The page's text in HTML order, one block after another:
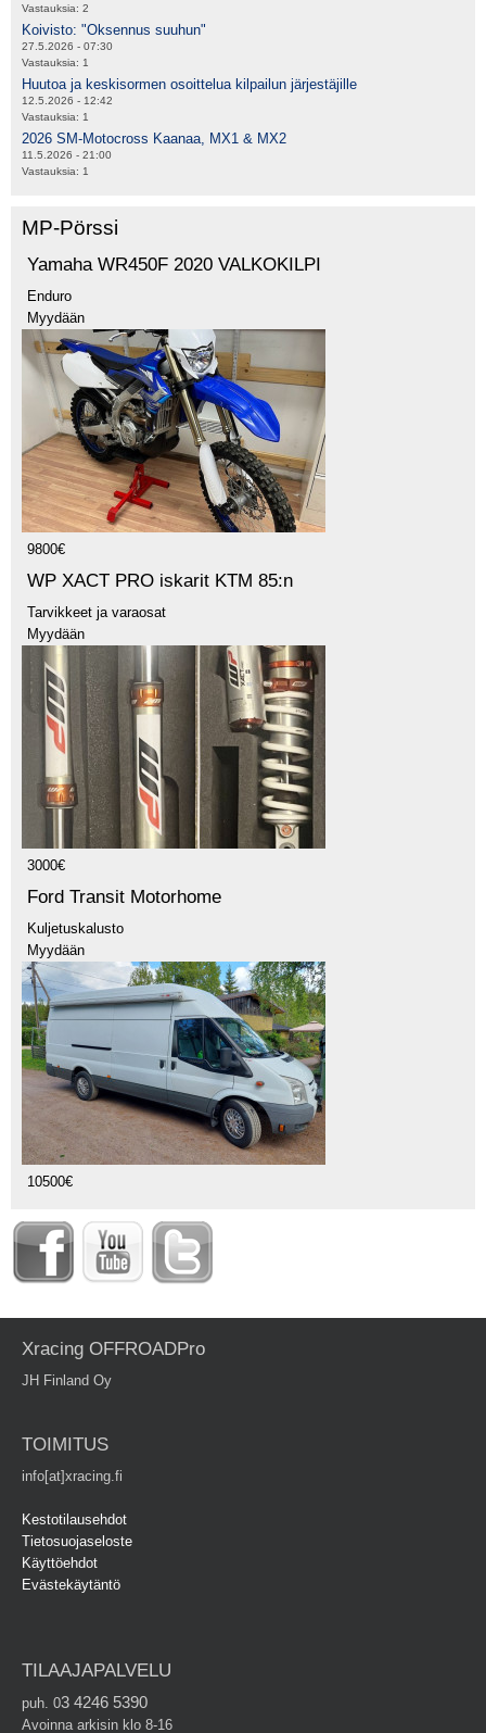
Vastauksia: 2
Koivisto: "Oksennus suuhun"
27.5.2026 - 07:30
Vastauksia: 1
Huutoa ja keskisormen osoittelua kilpailun järjestäjille
12.5.2026 - 12:42
Vastauksia: 1
2026 SM-Motocross Kaanaa, MX1 & MX2
11.5.2026 - 21:00
Vastauksia: 1
MP-Pörssi
Yamaha WR450F 2020 VALKOKILPI
Enduro
Myydään
9800€
WP XACT PRO iskarit KTM 85:n
Tarvikkeet ja varaosat
Myydään
3000€
Ford Transit Motorhome
Kuljetuskalusto
Myydään
10500€
Xracing OFFROADPro
JH Finland Oy
TOIMITUS
info[at]xracing.fi
Kestotilausehdot
Tietosuojaseloste
Käyttöehdot
Evästekäytäntö
TILAAJAPALVELU
puh. 03 4246 5390
Avoinna arkisin klo 8-16